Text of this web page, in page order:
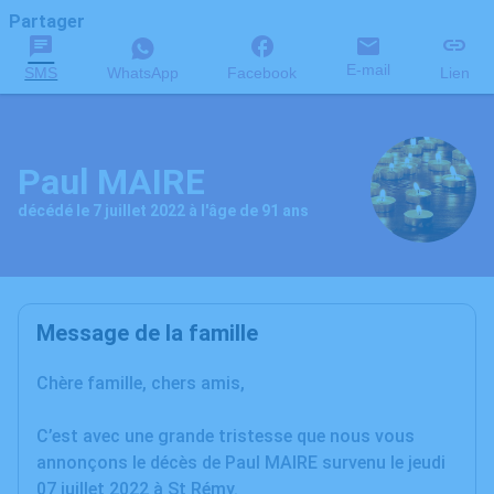
Partager
SMS WhatsApp Facebook E-mail Lien
Paul MAIRE
décédé le 7 juillet 2022 à l'âge de 91 ans
Message de la famille
Chère famille, chers amis,
C’est avec une grande tristesse que nous vous
annonçons le décès de Paul MAIRE survenu le jeudi
07 juillet 2022 à St Rémy.